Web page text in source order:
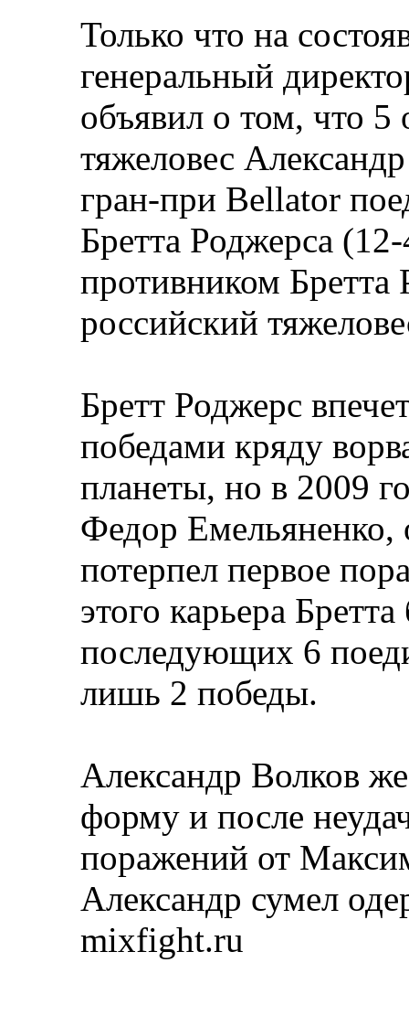
Только что на
генеральный
объявил о том, что 5
тяжеловес
гран-при Bellator
Бретта Роджерса
противником Бретта
российский
Бретт Роджерс
победами кряду
планеты, но в 2009
Федор Емельяненко,
потерпел первое
этого карьера
последующих 6
лишь 2 победы.
Александр Волков
форму и после
поражений от
Александр сумел
mixfight.ru